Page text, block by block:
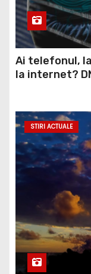
Ai telefonul,
la internet?
STIRI ACTUALE